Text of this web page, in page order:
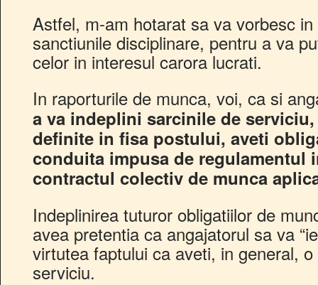
Astfel, m-am hotarat sa va vorbesc
sanctiunile disciplinare, pentru a va
celor in interesul carora lucrati.
In raporturile de munca, voi, ca si
a va indeplini sarcinile de
definite in fisa postului, aveti
conduita impusa de regulamentul
contractul colectiv de munca
Indeplinirea tuturor obligatiilor de
avea pretentia ca angajatorul sa va
virtutea faptului ca aveti, in general,
serviciu.